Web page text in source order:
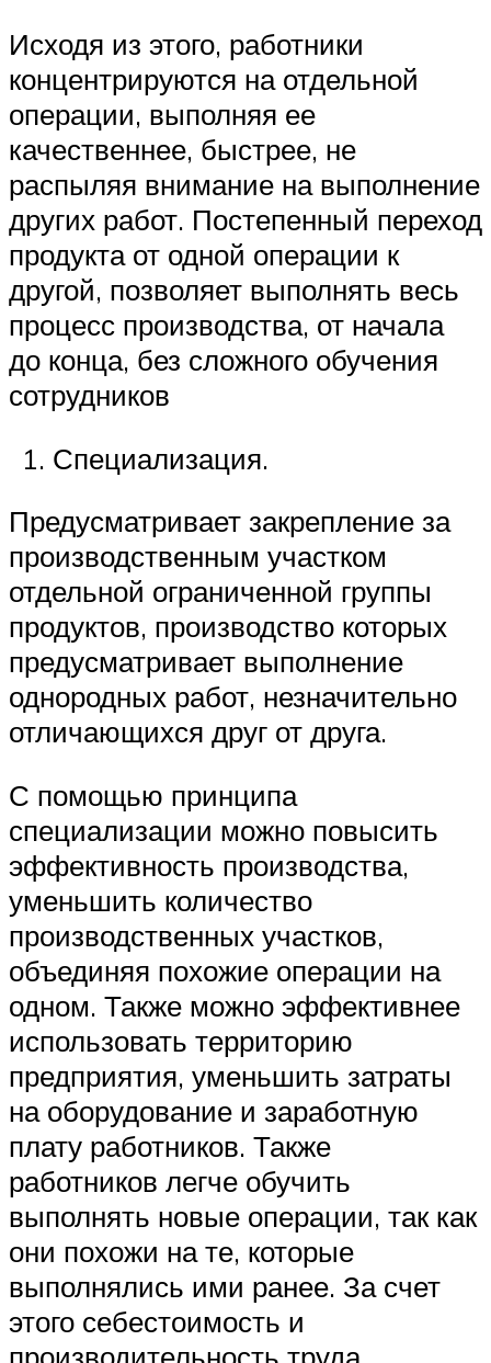
Исходя из этого, работники
концентрируются на отдельной
операции, выполняя ее
качественнее, быстрее, не
распыляя внимание на выполнение
других работ. Постепенный переход
продукта от одной операции к
другой, позволяет выполнять весь
процесс производства, от начала
до конца, без сложного обучения
сотрудников
Специализация.
Предусматривает закрепление за
производственным участком
отдельной ограниченной группы
продуктов, производство которых
предусматривает выполнение
однородных работ, незначительно
отличающихся друг от друга.
С помощью принципа
специализации можно повысить
эффективность производства,
уменьшить количество
производственных участков,
объединяя похожие операции на
одном. Также можно эффективнее
использовать территорию
предприятия, уменьшить затраты
на оборудование и заработную
плату работников. Также
работников легче обучить
выполнять новые операции, так как
они похожи на те, которые
выполнялись ими ранее. За счет
этого себестоимость и